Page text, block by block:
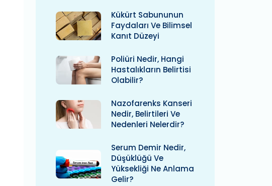
Kükürt Sabununun
Faydaları Ve Bilimsel
Kanıt Düzeyi
Poliüri Nedir, Hangi
Hastalıkların Belirtisi
Olabilir?
Nazofarenks Kanseri
Nedir, Belirtileri Ve
Nedenleri Nelerdir?
Serum Demir Nedir,
Düşüklüğü Ve
Yüksekliği Ne Anlama
Gelir?